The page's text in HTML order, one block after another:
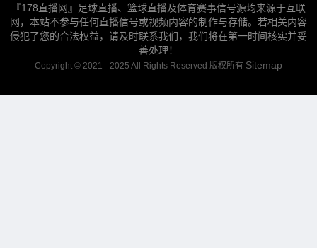
『178直播网』足球直播、篮球直播及体育赛事信号源均来源于互联
网，本站不参与任何直播信号或视频内容的制作与存储。若相关内容
侵犯了您的合法权益，请及时联系我们，我们将在第一时间核实并妥
善处理！
Copyright © 2021 - 2025 All Rights Reserved 版权所有 Sitemap